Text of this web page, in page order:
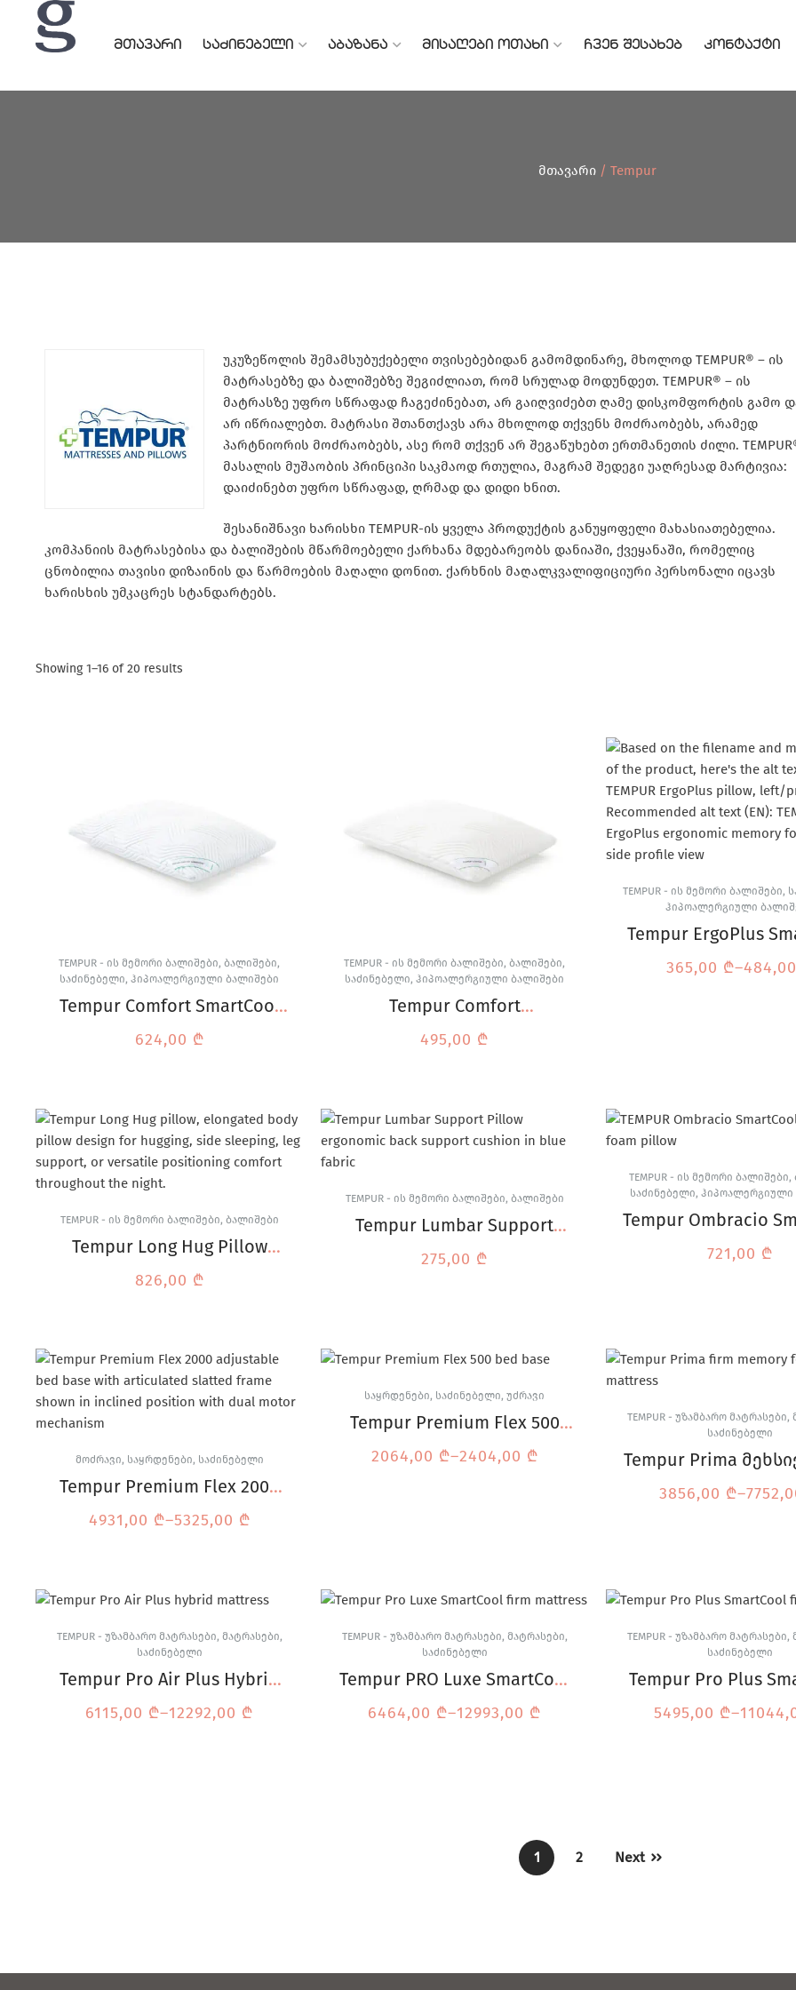
ᲛᲗᲐᲕᲐᲠᲘ ᲡᲐᲫᲘᲜᲔᲑᲔᲚᲘ ᲐᲑᲐᲖᲐᲜᲐ ᲛᲘᲡᲐᲦᲔᲑᲘ ᲝᲗᲐᲮᲘ ᲩᲕᲔᲜ ᲨᲔᲡᲐᲮᲔᲑ ᲙᲝᲜᲢᲐᲥᲢᲘ
მთავარი/ Tempur
უკუზეწოლის შემამსუბუქებელი თვისებებიდან გამომდინარე, მხოლოდ TEMPUR® – ის
მატრასებზე და ბალიშებზე შეგიძლიათ, რომ სრულად მოდუნდეთ. TEMPUR® – ის
მატრასზე უფრო სწრაფად ჩაგეძინებათ, არ გაიღვიძებთ ღამე დისკომფორტის გამო
არ იწრიალებთ. მატრასი შთანთქავს არა მხოლოდ თქვენს მოძრაობებს, არამედ
პარტნიორის მოძრაობებს, ასე რომ თქვენ არ შეგაწუხებთ ერთმანეთის ძილი.
მასალის მუშაობის პრინციპი საკმაოდ რთულია, მაგრამ შედეგი უაღრესად მარტივია:
დაიძინებთ უფრო სწრაფად, ღრმად და დიდი ხნით.
შესანიშნავი ხარისხი TEMPUR-ის ყველა პროდუქტის განუყოფელი მახასიათებელია.
კომპანიის მატრასებისა და ბალიშების მწარმოებელი ქარხანა მდებარეობს დანიაში, ქვეყანაში, რომელიც
ცნობილია თავისი დიზაინის და წარმოების მაღალი დონით. ქარხნის მაღალკვალიფიციური პერსონალი იცავს
ხარისხის უმკაცრეს სტანდარტებს.
Showing 1–16 of 20 results
TEMPUR - ᲘᲡ ᲛᲔᲛᲝᲠᲘ ᲑᲐᲚᲘᲨᲔᲑᲘ, ᲑᲐᲚᲘᲨᲔᲑᲘ,
ᲡᲐᲫᲘᲜᲔᲑᲔᲚᲘ, ᲰᲘᲞᲝᲐᲚᲔᲠᲒᲘᲣᲚᲘ ᲑᲐᲚᲘᲨᲔᲑᲘ
Tempur Comfort SmartCool
ბალიში
624,00 ₾
TEMPUR - ᲘᲡ ᲛᲔᲛᲝᲠᲘ ᲑᲐᲚᲘᲨᲔᲑᲘ, ᲑᲐᲚᲘᲨᲔᲑᲘ,
ᲡᲐᲫᲘᲜᲔᲑᲔᲚᲘ, ᲰᲘᲞᲝᲐᲚᲔᲠᲒᲘᲣᲚᲘ ᲑᲐᲚᲘᲨᲔᲑᲘ
Tempur Comfort
ორთოპედიული ბალიში
495,00 ₾
TEMPUR - ᲘᲡ ᲛᲔᲛᲝᲠᲘ ᲑᲐᲚᲘᲨᲔᲑᲘ,
ᲰᲘᲞᲝᲐᲚᲔᲠᲒᲘᲣᲚᲘ
Tempur ErgoPlus
365,00 ₾–
TEMPUR - ᲘᲡ ᲛᲔᲛᲝᲠᲘ ᲑᲐᲚᲘᲨᲔᲑᲘ, ᲑᲐᲚᲘᲨᲔᲑᲘ
Tempur Long Hug Pillow
826,00 ₾
TEMPUR - ᲘᲡ ᲛᲔᲛᲝᲠᲘ ᲑᲐᲚᲘᲨᲔᲑᲘ, ᲑᲐᲚᲘᲨᲔᲑᲘ
Tempur Lumbar Support
275,00 ₾
TEMPUR - ᲘᲡ ᲛᲔᲛᲝᲠᲘ ᲑᲐᲚᲘᲨᲔᲑᲘ,
ᲡᲐᲫᲘᲜᲔᲑᲔᲚᲘ, ᲰᲘᲞᲝᲐᲚᲔᲠᲒᲘᲣᲚᲘ
Tempur Ombracio
721,00 ₾
ᲛᲝᲫᲠᲐᲕᲘ, ᲡᲐᲧᲠᲓᲔᲜᲔᲑᲘ, ᲡᲐᲫᲘᲜᲔᲑᲔᲚᲘ
Tempur Premium Flex 2000
მოძრავი საყრდენი
4931,00 ₾–5325,00 ₾
ᲡᲐᲧᲠᲓᲔᲜᲔᲑᲘ, ᲡᲐᲫᲘᲜᲔᲑᲔᲚᲘ, ᲣᲫᲠᲐᲕᲘ
Tempur Premium Flex 500
მატრასის საყრდენი
2064,00 ₾–2404,00 ₾
TEMPUR - ᲣᲖᲐᲛᲑᲐᲠᲝ ᲛᲐᲢᲠᲐᲡᲔᲑᲘ,
ᲡᲐᲫᲘᲜᲔᲑᲔᲚᲘ
Tempur Prima
ქაფის
3856,00 ₾–
TEMPUR - ᲣᲖᲐᲛᲑᲐᲠᲝ ᲛᲐᲢᲠᲐᲡᲔᲑᲘ, ᲛᲐᲢᲠᲐᲡᲔᲑᲘ,
ᲡᲐᲫᲘᲜᲔᲑᲔᲚᲘ
Tempur Pro Air Plus Hybrid
6115,00 ₾–12292,00 ₾
TEMPUR - ᲣᲖᲐᲛᲑᲐᲠᲝ ᲛᲐᲢᲠᲐᲡᲔᲑᲘ, ᲛᲐᲢᲠᲐᲡᲔᲑᲘ,
ᲡᲐᲫᲘᲜᲔᲑᲔᲚᲘ
Tempur PRO Luxe SmartCool
6464,00 ₾–12993,00 ₾
TEMPUR - ᲣᲖᲐᲛᲑᲐᲠᲝ ᲛᲐᲢᲠᲐᲡᲔᲑᲘ,
ᲡᲐᲫᲘᲜᲔᲑᲔᲚᲘ
Tempur Pro Plus
5495,00 ₾–
1 2 Next